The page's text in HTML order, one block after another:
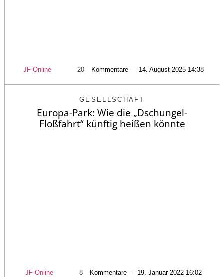
JF-Online 20 Kommentare — 14. August 2025 14:38
GESELLSCHAFT
Europa-Park: Wie die „Dschungel-
Floßfahrt“ künftig heißen könnte
JF-Online 8 Kommentare — 19. Januar 2022 16:02